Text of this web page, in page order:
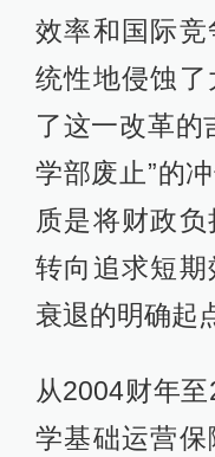
效率和国际
统性地侵蚀
了这一改革的
学部废止”的
质是将财政
转向追求短
衰退的明确起
从2004财年
学基础运营